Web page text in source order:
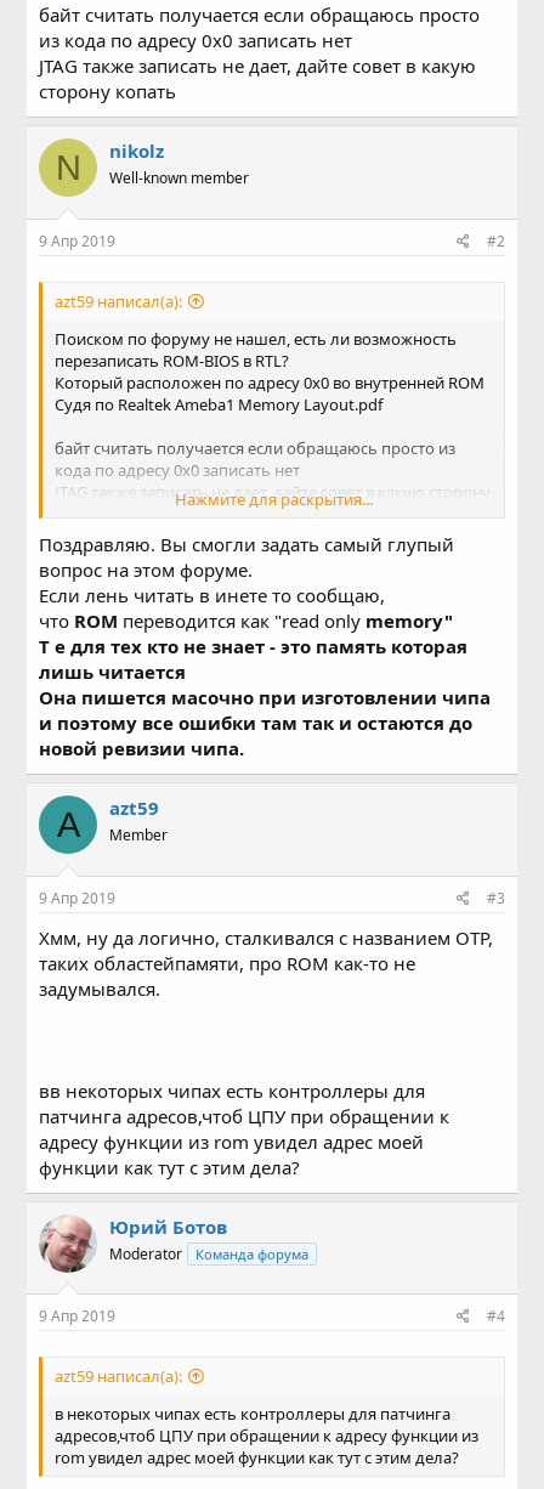
байт считать получается если обращаюсь просто
из кода по адресу 0х0 записать нет
JTAG также записать не дает, дайте совет в какую
сторону копать
N nikolz
Well-known member
9 Апр 2019 #2
azt59 написал(а):
Поиском по форуму не нашел, есть ли возможность
перезаписать ROM-BIOS в RTL?
Который расположен по адресу 0х0 во внутренней ROM
Судя по Realtek Ameba1 Memory Layout.pdf
байт считать получается если обращаюсь просто из
кода по адресу 0х0 записать нет
JTAG также записать не дает, дайте совет в какую сторону
Нажмите для раскрытия...
Поздравляю. Вы смогли задать самый глупый
вопрос на этом форуме.
Если лень читать в инете то сообщаю,
что ROM переводится как "read only memory"
Т е для тех кто не знает - это память которая
лишь читается
Она пишется масочно при изготовлении чипа
и поэтому все ошибки там так и остаются до
новой ревизии чипа.
A azt59
Member
9 Апр 2019 #3
Хмм, ну да логично, сталкивался с названием OTP,
таких областейпамяти, про ROM как-то не
задумывался.
вв некоторых чипах есть контроллеры для
патчинга адресов,чтоб ЦПУ при обращении к
адресу функции из rom увидел адрес моей
функции как тут с этим дела?
Юрий Ботов
Moderator Команда форума
9 Апр 2019 #4
azt59 написал(а):
в некоторых чипах есть контроллеры для патчинга
адресов,чтоб ЦПУ при обращении к адресу функции из
rom увидел адрес моей функции как тут с этим дела?